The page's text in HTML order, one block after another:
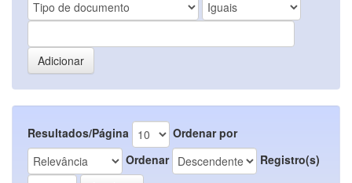
Resultados/Página
Ordenar por
Ordenar
Registro(s)